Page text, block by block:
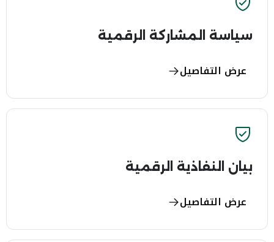
سياسة المشاركة الرقمية
عرض التفاصيل
بيان النفاذية الرقمية
عرض التفاصيل